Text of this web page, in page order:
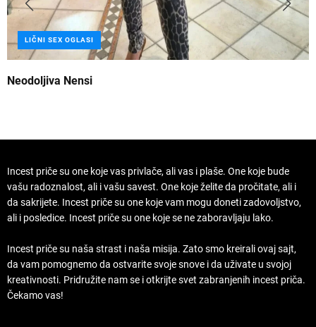
LIČNI SEX OGLASI
Neodoljiva Nensi
Incest priče su one koje vas privlače, ali vas i plaše. One koje bude
vašu radoznalost, ali i vašu savest. One koje želite da pročitate, ali i
da sakrijete. Incest priče su one koje vam mogu doneti zadovoljstvo,
ali i posledice. Incest priče su one koje se ne zaboravljaju lako.
Incest priče su naša strast i naša misija. Zato smo kreirali ovaj sajt,
da vam pomognemo da ostvarite svoje snove i da uživate u svojoj
kreativnosti. Pridružite nam se i otkrijte svet zabranjenih incest priča.
Čekamo vas!